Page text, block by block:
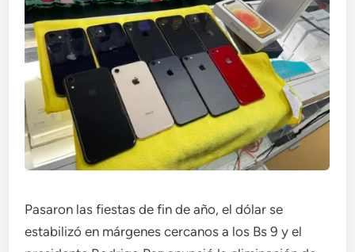
Pasaron las fiestas de fin de año, el dólar se
estabilizó en márgenes cercanos a los Bs 9 y el